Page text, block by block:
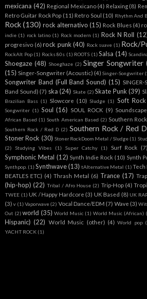
mexicana (42) Regional Mexicano (4) Relaxing (8)
Retro Guitar Rock Pop (11) Retro Soul (10) Rhythm And
Rock (130) rock alternativo (15) Rock Blues (4)
indie (1) rock latino (1) Rock modern (1) Rock N Roll
progresivo (6) rock punk (40) Rock suave (1) Rock/
RockAlt Pop (1) Rocks 80s (1) ROOTS (1) Salsa (14)
Shoegaze (48) Shoeghaze (2) Singer Songwriter
(15) Singer-Songwriter (Acoustic) (4) Singer-Songwriter
Songwriter Band (Full Band Sound) (15)
Band Sound) (7) ska (24) Skate (2) Skate Punk (39)
Brazilian Bass (1) Slowcore (10) Sludge (1) Soft Rock
Songwriter (1) Soul (16) SOUL ROCK (9) Soundscape
African Based (1) South American Based (2) Southern Rock
Southern Rock / Red D (2) Southern Rock / Red
Stoner Rock (30) Stoner RockDoom Metal / Sludge (1)
(2)
Studying Vibes (1) Super Catchy (1) Surf Rock (7)
Symphonic Metal (12) Synth Indie Rock (10) Synth
Synthpop. (1) Synthwave (13) tAlternative Metal (1) Tech
BEATLES ETC) (4) Thrash Metal (6) Trance (17) Trap
(hip-hop) (22) Tribal / Afro House (2) Trip-Hop (4)
TWEE (1) UK / Happy Hardcore (3) UK Based (8) UK
(3) v (1) Vaporwave (2) Vocal Dance/EDM (7) Wave (3)
Out (2) world (35) World Music (1) World Music (African)
Hispanic) (22) World Music (other) (4) World pop
YACHT ROCK (1)